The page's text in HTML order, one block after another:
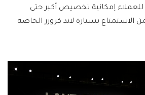
للعملاء إمكانية تخصيص أكبر حتى
الاستمتاع بسيارة لاند كروزر الخاصة